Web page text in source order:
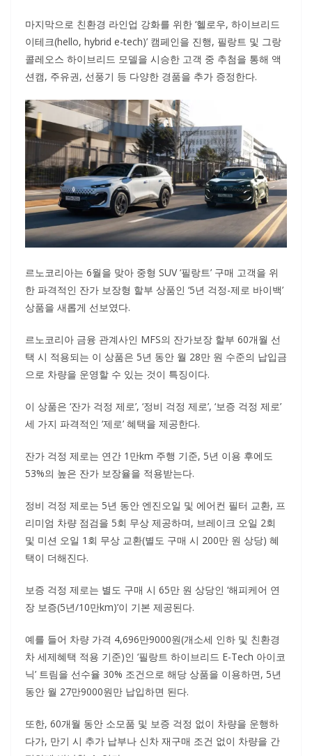
마지막으로 친환경 라인업 강화를 위한 ‘헬로우, 하이브리드
이테크(hello, hybrid e-tech)’ 캠페인을 진행, 필랑트 및 그랑
콜레오스 하이브리드 모델을 시승한 고객 중 추첨을 통해 액
션캠, 주유권, 선풍기 등 다양한 경품을 추가 증정한다.
르노코리아는 6월을 맞아 중형 SUV ‘필랑트’ 구매 고객을 위
한 파격적인 잔가 보장형 할부 상품인 ‘5년 걱정-제로 바이백’
상품을 새롭게 선보였다.
르노코리아 금융 관계사인 MFS의 잔가보장 할부 60개월 선
택 시 적용되는 이 상품은 5년 동안 월 28만 원 수준의 납입금
으로 차량을 운영할 수 있는 것이 특징이다.
이 상품은 ‘잔가 걱정 제로’, ‘정비 걱정 제로’, ‘보증 걱정 제로’
세 가지 파격적인 ‘제로’ 혜택을 제공한다.
잔가 걱정 제로는 연간 1만km 주행 기준, 5년 이용 후에도
53%의 높은 잔가 보장율을 적용받는다.
정비 걱정 제로는 5년 동안 엔진오일 및 에어컨 필터 교환, 프
리미엄 차량 점검을 5회 무상 제공하며, 브레이크 오일 2회
및 미션 오일 1회 무상 교환(별도 구매 시 200만 원 상당) 혜
택이 더해진다.
보증 걱정 제로는 별도 구매 시 65만 원 상당인 ‘해피케어 연
장 보증(5년/10만km)’이 기본 제공된다.
예를 들어 차량 가격 4,696만9000원(개소세 인하 및 친환경
차 세제혜택 적용 기준)인 ‘필랑트 하이브리드 E-Tech 아이코
닉’ 트림을 선수율 30% 조건으로 해당 상품을 이용하면, 5년
동안 월 27만9000원만 납입하면 된다.
또한, 60개월 동안 소모품 및 보증 걱정 없이 차량을 운행하
다가, 만기 시 추가 납부나 신차 재구매 조건 없이 차량을 간